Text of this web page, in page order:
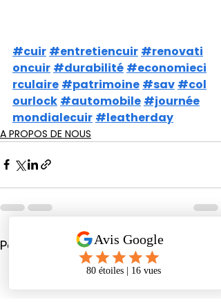
#cuir #entretiencuir #renovati
oncuir #durabilité #economieci
rculaire #patrimoine #sav #col
ourlock #automobile #journée
mondialecuir #leatherday
A PROPOS DE NOUS
Posts récents